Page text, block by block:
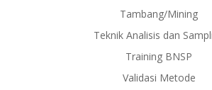
Tambang/Mining
Teknik Analisis dan
Training BNSP
Validasi Metode